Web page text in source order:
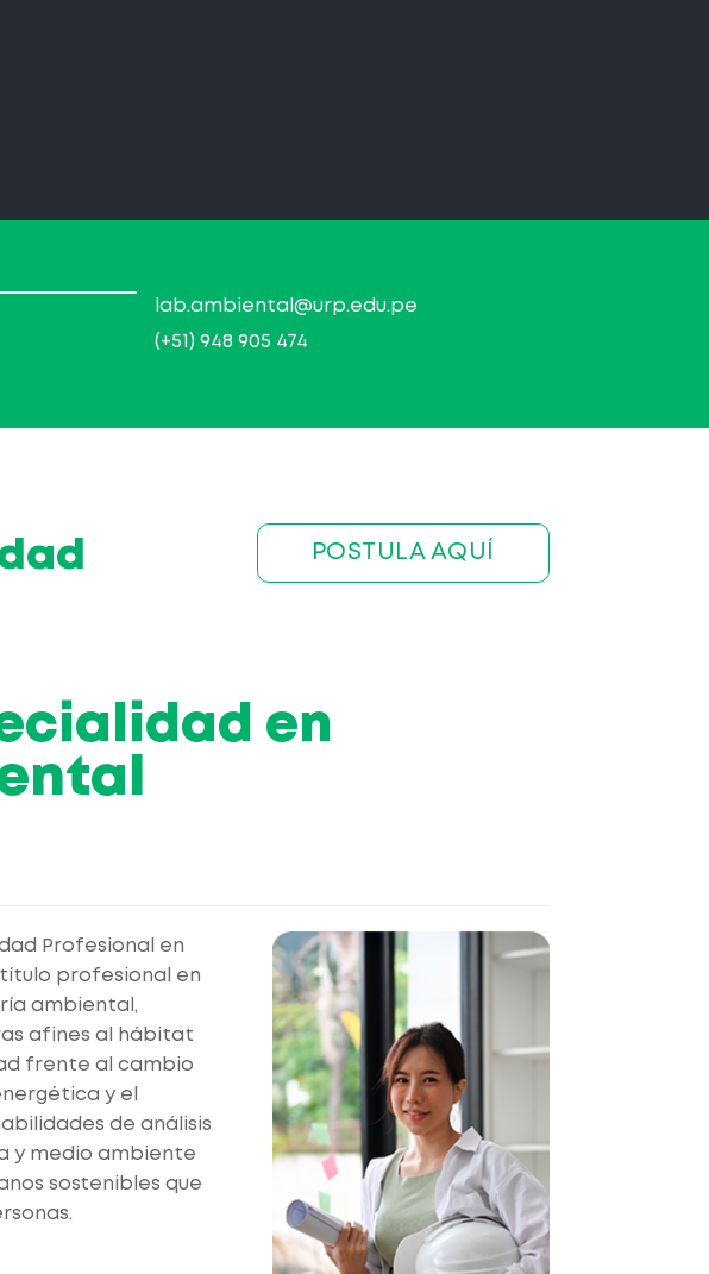
lab.ambiental@urp.edu.pe
(+51) 948 905 474
POSTULA AQUÍ
en
Profesional en
profesional en
ambiental,
afines al hábitat
frente al cambio
y el
de análisis
y medio ambiente
sostenibles que